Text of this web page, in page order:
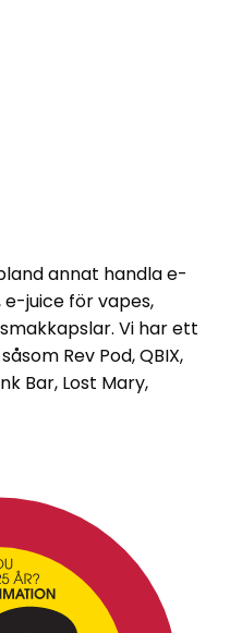
annat handla e-
juice för vapes,
Vi har ett
Rev Pod, QBIX,
Bar, Lost Mary,